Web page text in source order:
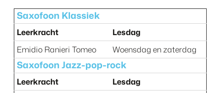
Saxofoon Klassiek
Leerkracht
Lesdag
Emidio Ranieri Tomeo
Woensdag en zaterdag
Saxofoon Jazz-pop-rock
Leerkracht
Lesdag